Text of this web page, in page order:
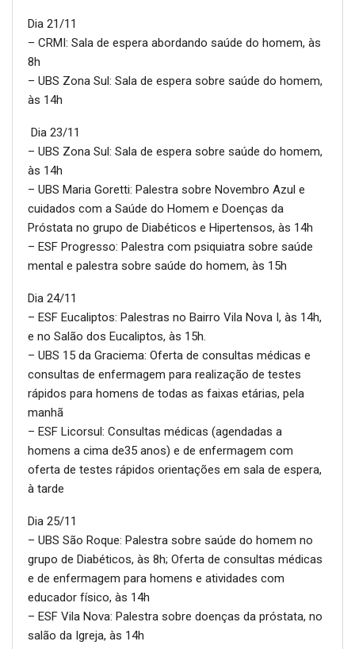
Dia 21/11
– CRMI: Sala de espera abordando saúde do homem, às
8h
– UBS Zona Sul: Sala de espera sobre saúde do homem,
às 14h
Dia 23/11
– UBS Zona Sul: Sala de espera sobre saúde do homem,
às 14h
– UBS Maria Goretti: Palestra sobre Novembro Azul e
cuidados com a Saúde do Homem e Doenças da
Próstata no grupo de Diabéticos e Hipertensos, às 14h
– ESF Progresso: Palestra com psiquiatra sobre saúde
mental e palestra sobre saúde do homem, às 15h
Dia 24/11
– ESF Eucaliptos: Palestras no Bairro Vila Nova I, às 14h,
e no Salão dos Eucaliptos, às 15h.
– UBS 15 da Graciema: Oferta de consultas médicas e
consultas de enfermagem para realização de testes
rápidos para homens de todas as faixas etárias, pela
manhã
– ESF Licorsul: Consultas médicas (agendadas a
homens a cima de35 anos) e de enfermagem com
oferta de testes rápidos orientações em sala de espera,
à tarde
Dia 25/11
– UBS São Roque: Palestra sobre saúde do homem no
grupo de Diabéticos, às 8h; Oferta de consultas médicas
e de enfermagem para homens e atividades com
educador físico, às 14h
– ESF Vila Nova: Palestra sobre doenças da próstata, no
salão da Igreja, às 14h